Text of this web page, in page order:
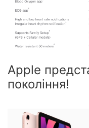
Apple
покоління!